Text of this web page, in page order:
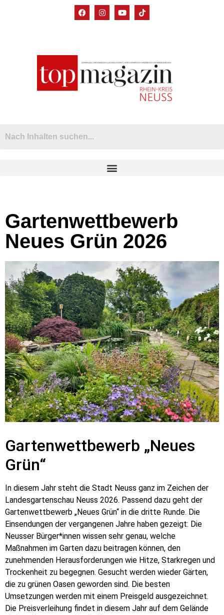
Gartenwettbewerb
Neues Grün 2026
Gartenwettbewerb „Neues
Grün“
In diesem Jahr steht die Stadt Neuss ganz im Zeichen der
Landesgartenschau Neuss 2026. Passend dazu geht der
Gartenwettbewerb „Neues Grün“ in die dritte Runde. Die
Einsendungen der vergangenen Jahre haben gezeigt: Die
Neusser Bürger*innen wissen sehr genau, welche
Maßnahmen im Garten dazu beitragen können, den
zunehmenden Herausforderungen wie Hitze, Starkregen und
Trockenheit zu begegnen. Gesucht werden wieder Gärten,
die zu grünen Oasen geworden sind. Die besten
Umsetzungen werden mit einem Preisgeld ausgezeichnet.
Die Preisverleihung findet in diesem Jahr auf dem Gelände